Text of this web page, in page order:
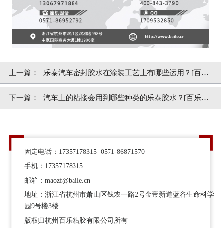
上一篇： 乐泰汽车密封胶水在涂装工艺上有哪些运用？[百乐
粘胶]
下一篇： 汽车上的粘接会用到哪些种类的乐泰胶水？[百乐粘
固定电话：17357178315 0571-86871570
手机：17357178315
邮箱：maozf@baile.cn
地址：浙江省杭州市萧山区钱农一路2号金帝新道蓝谷生命科学
园9号楼3楼
版权归杭州百乐粘胶有限公司所有